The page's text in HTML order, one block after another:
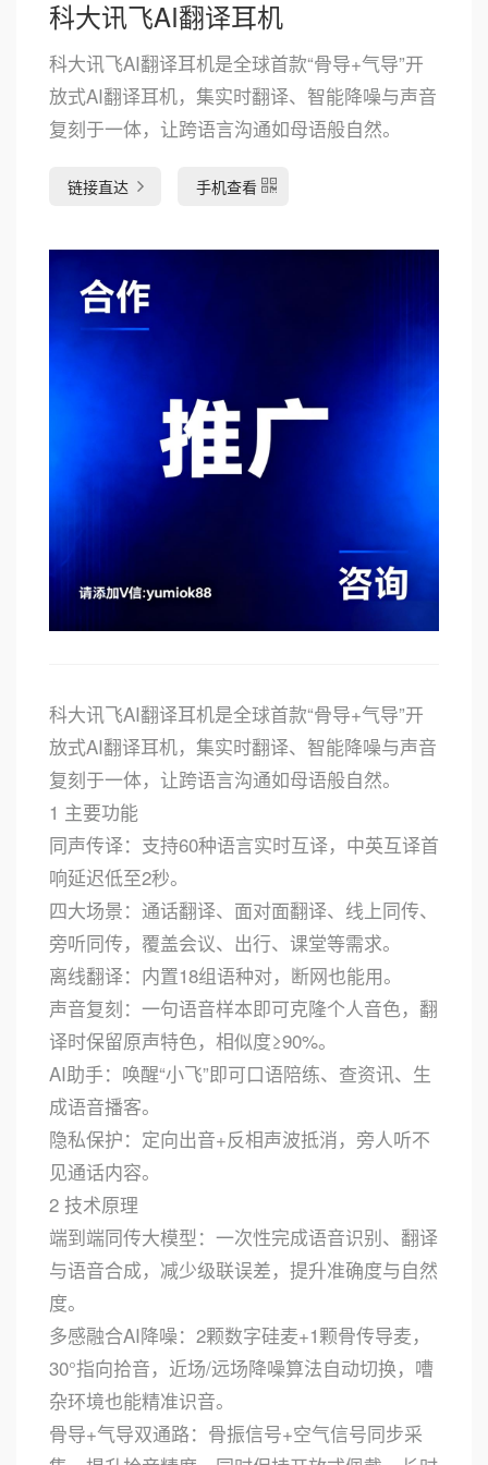
科大讯飞AI翻译耳机
科大讯飞AI翻译耳机是全球首款“骨导+气导”开
放式AI翻译耳机，集实时翻译、智能降噪与声音
复刻于一体，让跨语言沟通如母语般自然。
链接直达 手机查看
科大讯飞AI翻译耳机是全球首款“骨导+气导”开
放式AI翻译耳机，集实时翻译、智能降噪与声音
复刻于一体，让跨语言沟通如母语般自然。
1 主要功能
同声传译：支持60种语言实时互译，中英互译首
响延迟低至2秒。
四大场景：通话翻译、面对面翻译、线上同传、
旁听同传，覆盖会议、出行、课堂等需求。
离线翻译：内置18组语种对，断网也能用。
声音复刻：一句语音样本即可克隆个人音色，翻
译时保留原声特色，相似度≥90%。
AI助手：唤醒“小飞”即可口语陪练、查资讯、生
成语音播客。
隐私保护：定向出音+反相声波抵消，旁人听不
见通话内容。
2 技术原理
端到端同传大模型：一次性完成语音识别、翻译
与语音合成，减少级联误差，提升准确度与自然
度。
多感融合AI降噪：2颗数字硅麦+1颗骨传导麦，
30°指向拾音，近场/远场降噪算法自动切换，嘈
杂环境也能精准识音。
骨导+气导双通路：骨振信号+空气信号同步采